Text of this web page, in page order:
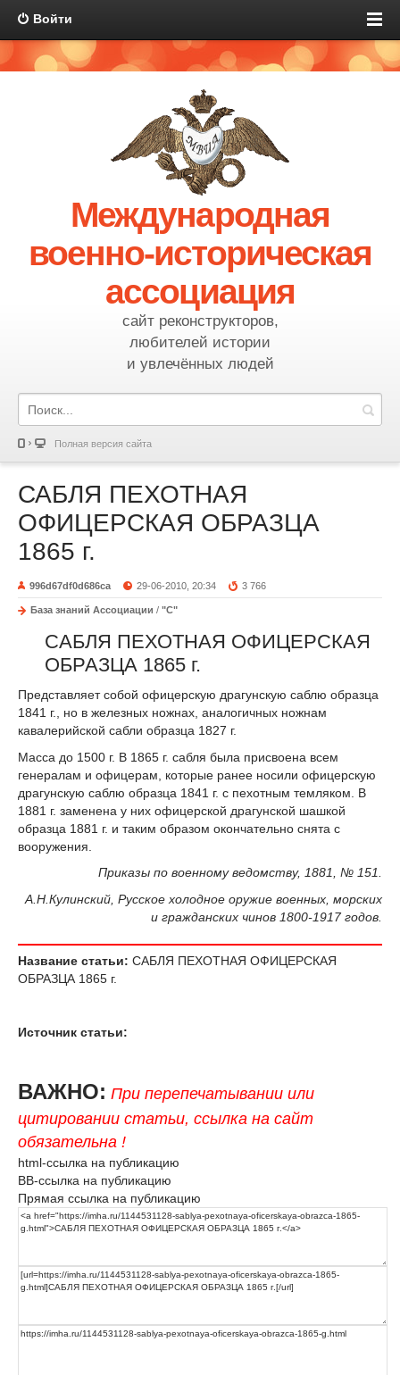
Войти
Международная
военно-историческая
ассоциация
сайт реконструкторов,
любителей истории
и увлечённых людей
Полная версия сайта
САБЛЯ ПЕХОТНАЯ
ОФИЦЕРСКАЯ ОБРАЗЦА
1865 г.
996d67df0d686ca 29-06-2010, 20:34 3 766
База знаний Ассоциации / "С"
САБЛЯ ПЕХОТНАЯ ОФИЦЕРСКАЯ
ОБРАЗЦА 1865 г.
Представляет собой офицерскую драгунскую саблю образца
1841 г., но в железных ножнах, аналогичных ножнам
кавалерий­ской сабли образца 1827 г.
Масса до 1500 г. В 1865 г. сабля была присвоена всем
генералам и офицерам, которые ранее носили офицерскую
драгунскую саблю образца 1841 г. с пехотным темляком. В
1881 г. заменена у них офицерской драгунской шашкой
образца 1881 г. и таким образом окончательно снята с
вооружения.
Приказы по военному ведомству, 1881, № 151.
А.Н.Кулинский, Русское холодное оружие военных, морских
и гражданских чинов 1800-1917 годов.
Название статьи: САБЛЯ ПЕХОТНАЯ ОФИЦЕРСКАЯ
ОБРАЗЦА 1865 г.
Источник статьи:
ВАЖНО: При перепечатывании или
цитировании статьи, ссылка на сайт
обязательна !
html-ссылка на публикацию
BB-ссылка на публикацию
Прямая ссылка на публикацию